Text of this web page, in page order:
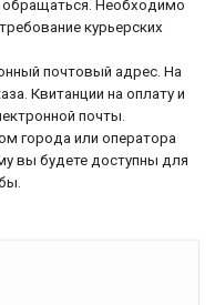
обращаться. Необходимо
курьерских
почтовый адрес. На
Квитанции на оплату и
почты.
города или оператора
вы будете доступны для